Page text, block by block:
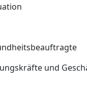
und